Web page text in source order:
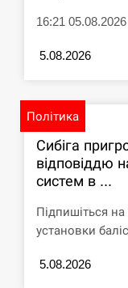
16:21
5.08.2026
Політика
Сибіга
відповіддю
систем в ...
Підпишіться
установки
5.08.2026